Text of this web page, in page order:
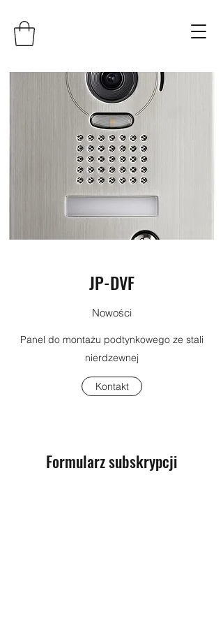
JP-DVF
Nowości
Panel do montażu podtynkowego ze stali
nierdzewnej
Kontakt
Formularz subskrypcji